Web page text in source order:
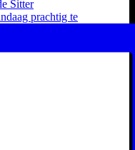
prachtig te